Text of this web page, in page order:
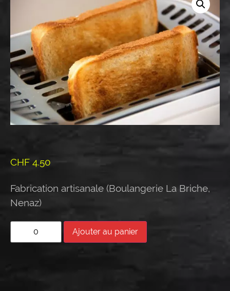
CHF 4.50
Fabrication artisanale (Boulangerie La Briche,
Nenaz)
Ajouter au panier